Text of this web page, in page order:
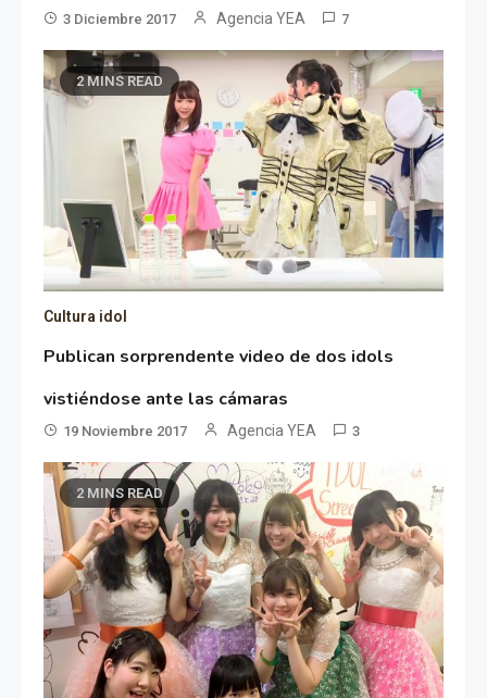
3 Diciembre 2017 Agencia YEA 7
2 MINS READ
Cultura idol
Publican sorprendente video de dos idols
vistiéndose ante las cámaras
19 Noviembre 2017 Agencia YEA 3
2 MINS READ